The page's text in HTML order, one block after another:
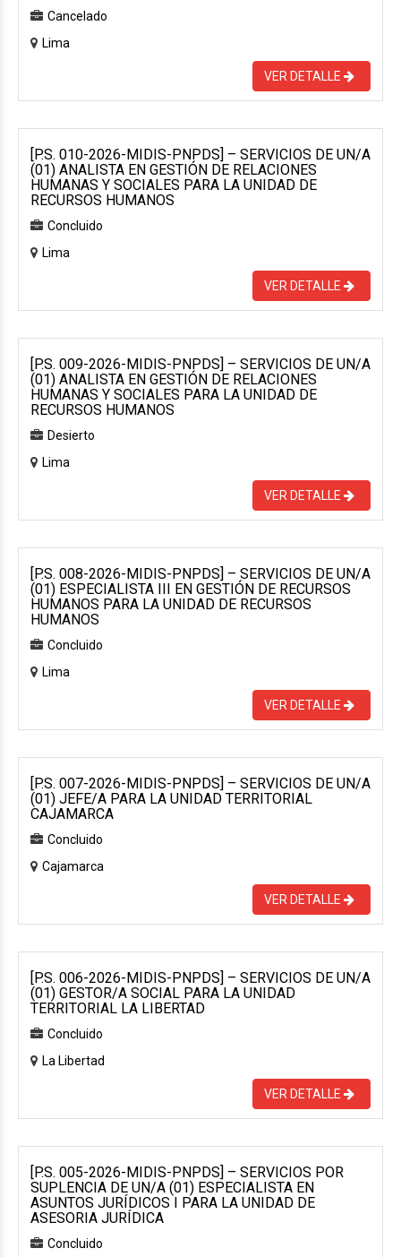
Cancelado
Lima
VER DETALLE
[P.S. 010-2026-MIDIS-PNPDS] – SERVICIOS DE UN/A
(01) ANALISTA EN GESTIÓN DE RELACIONES
HUMANAS Y SOCIALES PARA LA UNIDAD DE
RECURSOS HUMANOS
Concluido
Lima
VER DETALLE
[P.S. 009-2026-MIDIS-PNPDS] – SERVICIOS DE UN/A
(01) ANALISTA EN GESTIÓN DE RELACIONES
HUMANAS Y SOCIALES PARA LA UNIDAD DE
RECURSOS HUMANOS
Desierto
Lima
VER DETALLE
[P.S. 008-2026-MIDIS-PNPDS] – SERVICIOS DE UN/A
(01) ESPECIALISTA III EN GESTIÓN DE RECURSOS
HUMANOS PARA LA UNIDAD DE RECURSOS
HUMANOS
Concluido
Lima
VER DETALLE
[P.S. 007-2026-MIDIS-PNPDS] – SERVICIOS DE UN/A
(01) JEFE/A PARA LA UNIDAD TERRITORIAL
CAJAMARCA
Concluido
Cajamarca
VER DETALLE
[P.S. 006-2026-MIDIS-PNPDS] – SERVICIOS DE UN/A
(01) GESTOR/A SOCIAL PARA LA UNIDAD
TERRITORIAL LA LIBERTAD
Concluido
La Libertad
VER DETALLE
[P.S. 005-2026-MIDIS-PNPDS] – SERVICIOS POR
SUPLENCIA DE UN/A (01) ESPECIALISTA EN
ASUNTOS JURÍDICOS I PARA LA UNIDAD DE
ASESORIA JURÍDICA
Concluido